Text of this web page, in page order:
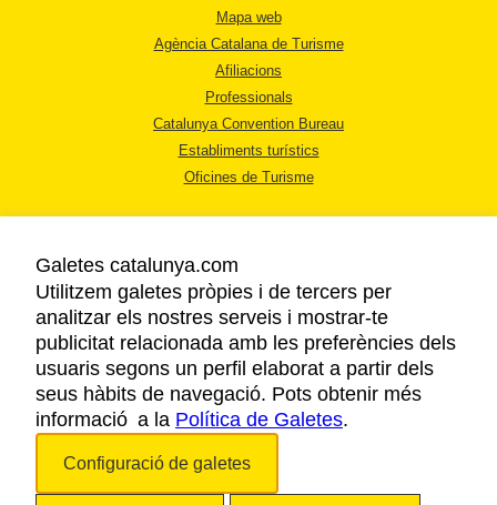
Mapa web
Agència Catalana de Turisme
Afiliacions
Professionals
Catalunya Convention Bureau
Establiments turístics
Oficines de Turisme
AVÍS LEGAL
POLÍTICA DE PRIVACITAT
COOKIES
ACCESSIBILITAT
Galetes catalunya.com
Utilitzem galetes pròpies i de tercers per
analitzar els nostres serveis i mostrar-te
publicitat relacionada amb les preferències dels
usuaris segons un perfil elaborat a partir dels
seus hàbits de navegació. Pots obtenir més
informació a la Política de Galetes.
Configuració de galetes